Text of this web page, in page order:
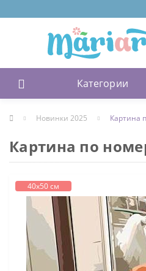
Категории
Новинки 2025 Картина
Картина по
40х50 см